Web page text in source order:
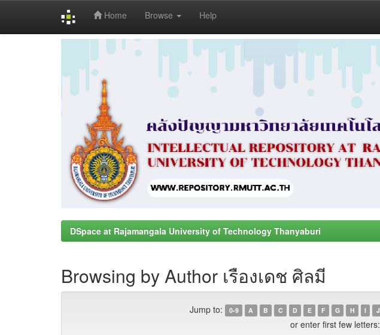
Home Browse Help
DSpace at Rajamangala University of Technology Thanyaburi
Browsing by Author เรืองเดช ศิลมี
Jump to: 0-9 A B C D E F G H I J
or enter first few letters: